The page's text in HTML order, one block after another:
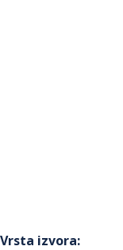
Vrsta izvora: